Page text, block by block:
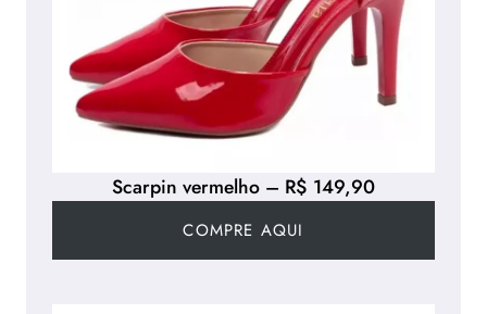
Scarpin vermelho – R$ 149,90
COMPRE AQUI